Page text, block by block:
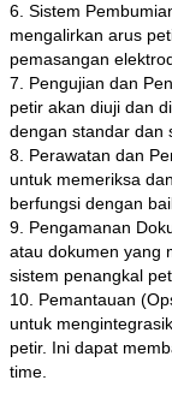
6. Sistem
mengalirkan arus
pemasangan
7. Pengujian dan
petir akan diuji dan
dengan standar dan
8. Perawatan dan
untuk memeriksa
berfungsi dengan
9. Pengamanan
atau dokumen yang
sistem penangkal
10. Pemantauan
untuk
petir. Ini dapat
time.